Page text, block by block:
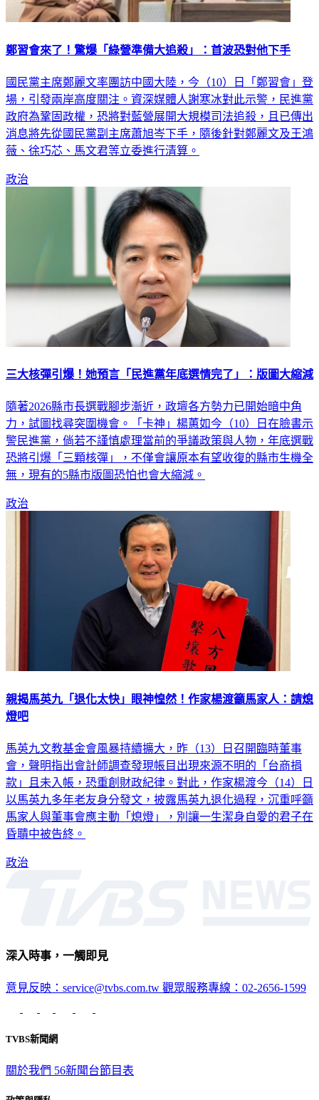
鄭習會來了！驚爆「綠營準備大追殺」：首波恐對他下手
國民黨主席鄭麗文率團訪中國大陸，今（10）日「鄭習會」登
場，引發兩岸高度關注。資深媒體人謝寒冰對此示警，民進黨
政府為鞏固政權，恐將對藍營展開大規模司法追殺，且已傳出
消息將先從國民黨副主席蕭旭岑下手，隨後針對鄭麗文及王鴻
薇、徐巧芯、馬文君等立委進行清算。
政治
三大核彈引爆！她預言「民進黨年底選情完了」：版圖大縮減
隨著2026縣市長選戰腳步漸近，政壇各方勢力已開始暗中角
力，試圖找尋突圍機會。「卡神」楊蕙如今（10）日在臉書示
警民進黨，倘若不謹慎處理當前的爭議政策與人物，年底選戰
恐將引爆「三顆核彈」，不僅會讓原本有望收復的縣市生機全
無，現有的5縣市版圖恐怕也會大縮減。
政治
親揭馬英九「退化太快」眼神惶然！作家楊渡籲馬家人：請熄
燈吧
馬英九文教基金會風暴持續擴大，昨（13）日召開臨時董事
會，聲明指出會計師調查發現帳目出現來源不明的「台商捐
款」且未入帳，恐重創財政紀律。對此，作家楊渡今（14）日
以馬英九多年老友身分發文，披露馬英九退化過程，沉重呼籲
馬家人與董事會應主動「熄燈」，別讓一生潔身自愛的君子在
昏聵中被告終。
政治
深入時事，一觸即見
意見反映：service@tvbs.com.tw 觀眾服務專線：02-2656-1599
TVBS新聞網
關於我們 56新聞台節目表